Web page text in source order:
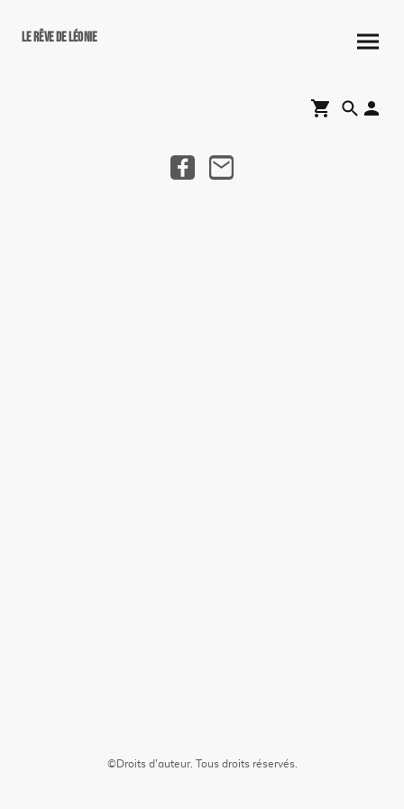
Le rêve de Léonie
©Droits d'auteur. Tous droits réservés.